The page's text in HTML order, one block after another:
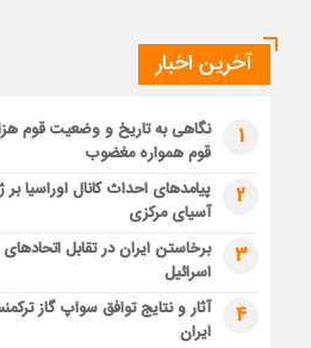
آخرین اخبار
1
نگاهی به تاریخ و وضعیت قوم
قوم همواره مغضوب
2
پیامدهای احداث کانال اوراسیا بر
آسیای مرکزی
3
برخاستن ایران در تقابل
اسرائیل
4
آثار و نتایج توافق سواپ گاز
ایران